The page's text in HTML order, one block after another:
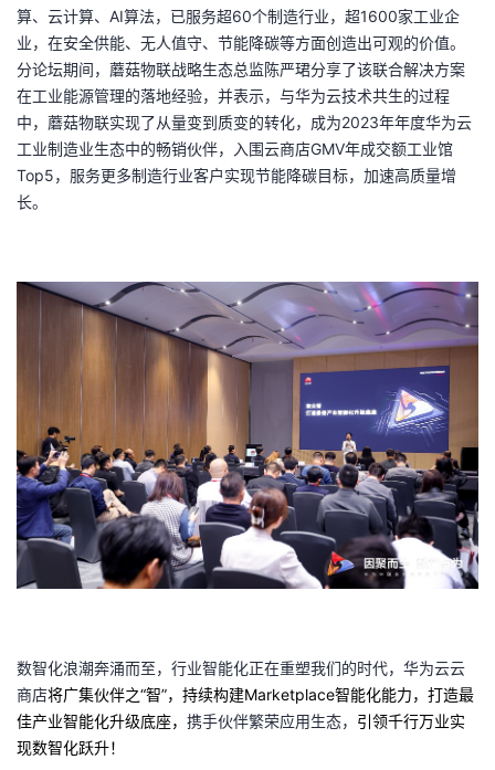
算、云计算、 AI算法，已服务超60个制造行业，超1600家工业企
业，在安全供能、无人值守、节能降碳等方面创造出可观的价值。
分论坛期间，蘑菇物联战略生态总监陈严珺分享了该联合解决方案
在工业能源管理的落地经验，并表示，与华为云技术共生的过程
中，蘑菇物联实现了从量变到质变的转化，成为2023年年度华为云
工业制造业生态中的畅销伙伴，入围云商店GMV年成交额工业馆
Top5，服务更多制造行业客户实现节能降碳目标，加速高质量增
长。
数智化浪潮奔涌而至，行业智能化正在重塑我们的时代，华为云云
商店将广集伙伴之“智”，持续构建Marketplace智能化能力，打造最
佳产业智能化升级底座， 携手伙伴繁荣应用生态， 引领千行万业实
现数智化跃升！